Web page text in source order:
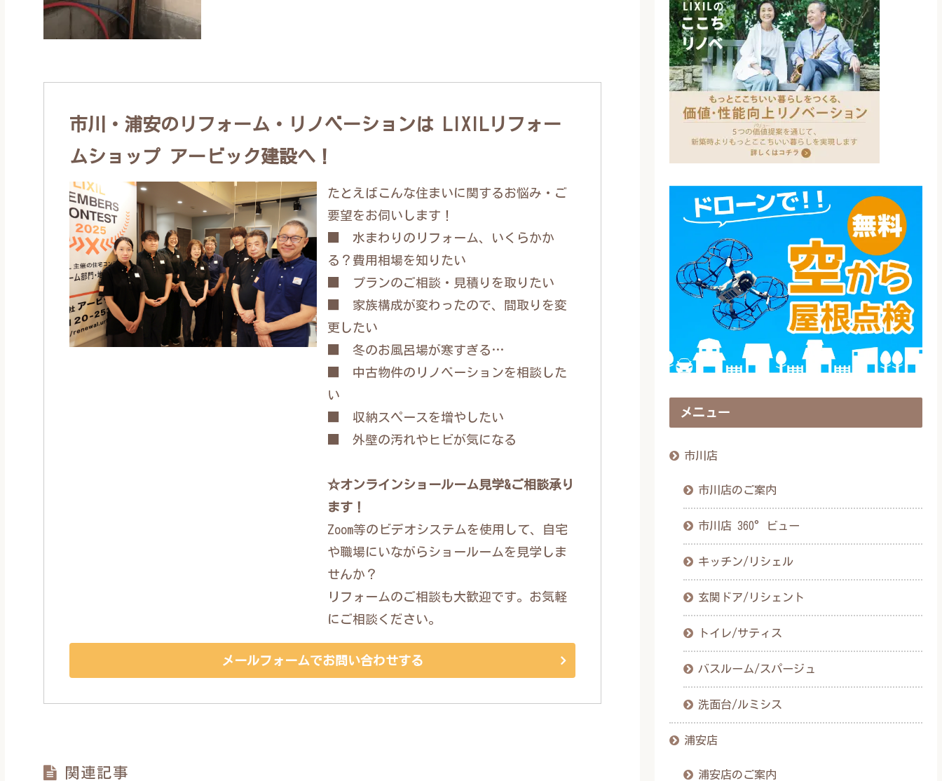
市川・浦安のリフォーム・リノベーションは LIXILリフォー
ムショップ アービック建設へ！
たとえばこんな住まいに関するお悩み・ご
要望をお伺いします！
■ 水まわりのリフォーム、いくらかか
る？費用相場を知りたい
■ プランのご相談・見積りを取りたい
■ 家族構成が変わったので、間取りを変
更したい
■ 冬のお風呂場が寒すぎる…
■ 中古物件のリノベーションを相談した
い
■ 収納スペースを増やしたい
■ 外壁の汚れやヒビが気になる
☆オンラインショールーム見学&ご相談承り
ます！
Zoom等のビデオシステムを使用して、自宅
や職場にいながらショールームを見学しま
せんか？
リフォームのご相談も大歓迎です。お気軽
にご相談ください。
メールフォームでお問い合わせする
関連記事
メニュー
市川店
市川店のご案内
市川店 360°ビュー
キッチン/リシェル
玄関ドア/リシェント
トイレ/サティス
バスルーム/スパージュ
洗面台/ルミシス
浦安店
浦安店のご案内